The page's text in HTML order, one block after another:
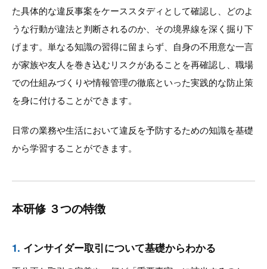
た具体的な違反事案をケーススタディとして確認し、どのよ
うな行動が違法と判断されるのか、その境界線を深く掘り下
げます。単なる知識の習得に留まらず、自身の不用意な一言
が家族や友人を巻き込むリスクがあることを再確認し、職場
での仕組みづくりや情報管理の徹底といった実践的な防止策
を身に付けることができます。
日常の業務や生活において違反を予防するための知識を基礎
から学習することができます。
本研修 ３つの特徴
1. インサイダー取引について基礎からわかる